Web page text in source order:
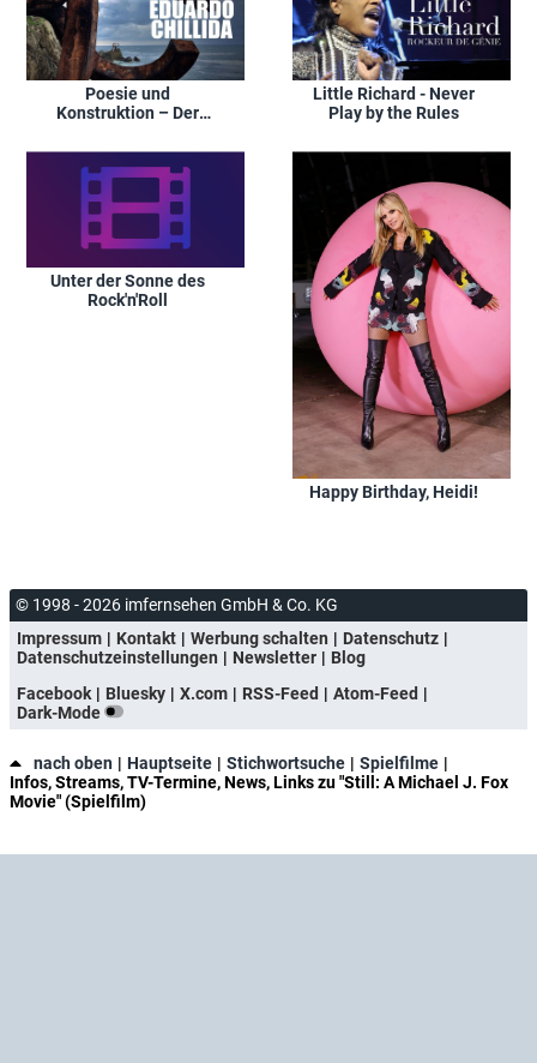
Poesie und
Konstruktion – Der
Chillida
Little Richard - Never
Play by the Rules
Unter der Sonne des
Rock'n'Roll
Happy Birthday, Heidi!
© 1998 - 2026 imfernsehen GmbH & Co. KG
Impressum
Kontakt Werbung schalten
Datenschutz
Datenschutzeinstellungen
Newsletter
Blog
Facebook
Bluesky X.com RSS-Feed
Atom-Feed
Dark-Mode
nach oben Hauptseite Stichwortsuche
Spielfilme
Infos, Streams, TV-Termine, News, Links zu "Still: A Michael J. Fox
Movie" (Spielfilm)